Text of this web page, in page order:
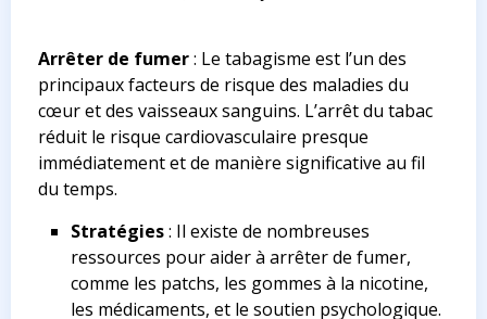
Arrêter de fumer: Le tabagisme est l’un des
principaux facteurs de risque des maladies du
cœur et des vaisseaux sanguins. L’arrêt du tabac
réduit le risque cardiovasculaire presque
immédiatement et de manière significative au fil
du temps.
Stratégies: Il existe de nombreuses
ressources pour aider à arrêter de fumer,
comme les patchs, les gommes à la nicotine,
les médicaments, et le soutien psychologique.